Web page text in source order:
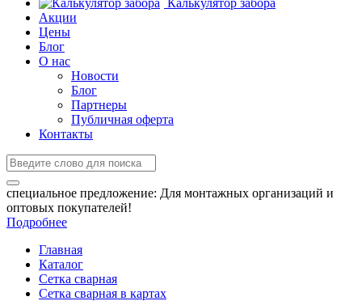
Калькулятор забора
Акции
Цены
Блог
О нас
Новости
Блог
Партнеры
Публичная оферта
Контакты
специальное предложение: Для монтажных организаций и
оптовых покупателей!
Подробнее
Главная
Каталог
Сетка сварная
Сетка сварная в картах